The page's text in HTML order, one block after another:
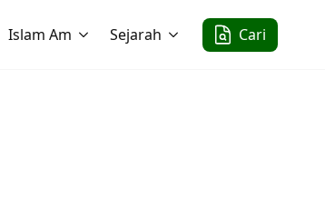
Islam Am Sejarah Cari